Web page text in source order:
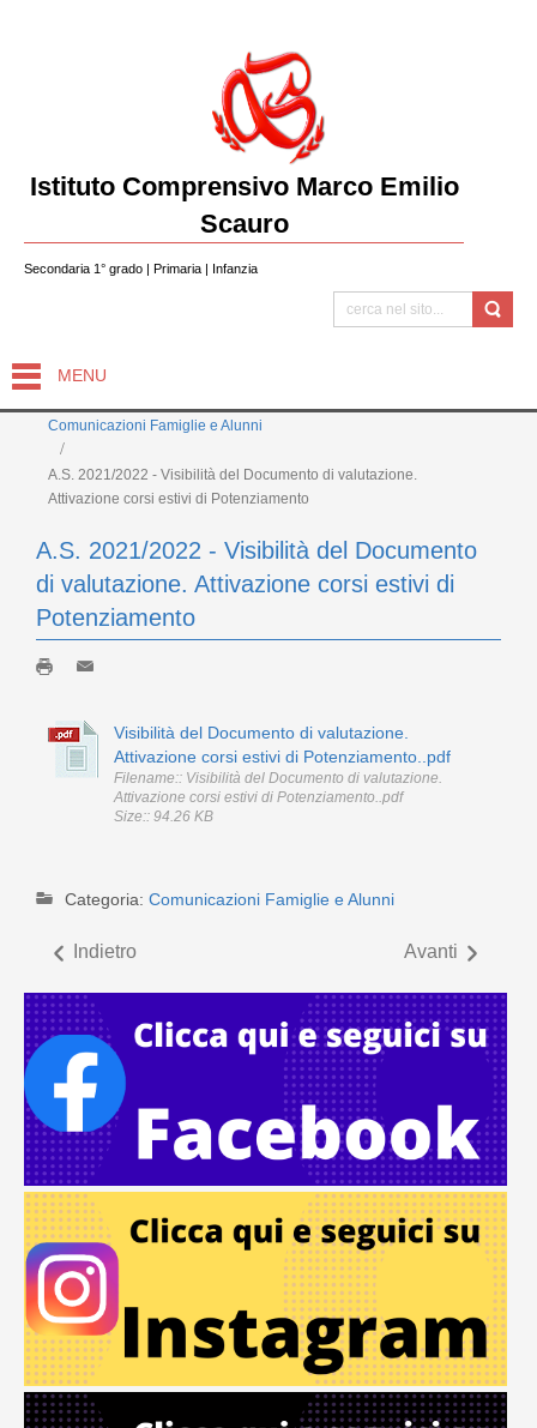
Istituto Comprensivo Marco Emilio
Scauro
Secondaria 1° grado | Primaria | Infanzia
MENU
Comunicazioni Famiglie e Alunni
A.S. 2021/2022 - Visibilità del Documento di valutazione.
Attivazione corsi estivi di Potenziamento
A.S. 2021/2022 - Visibilità del Documento
di valutazione. Attivazione corsi estivi di
Potenziamento
Visibilità del Documento di valutazione.
Attivazione corsi estivi di Potenziamento..pdf
Filename:: Visibilità del Documento di valutazione.
Attivazione corsi estivi di Potenziamento..pdf
Size:: 94.26 KB
Categoria: Comunicazioni Famiglie e Alunni
Indietro Avanti